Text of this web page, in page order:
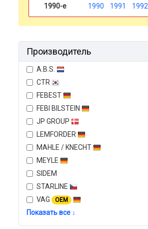
1990-е
1990 1991 1992
Производитель
A.B.S.
CTR
FEBEST
FEBI BILSTEIN
JP GROUP
LEMFORDER
MAHLE / KNECHT
MEYLE
SIDEM
STARLINE
VAG
OEM
Показать все ↓